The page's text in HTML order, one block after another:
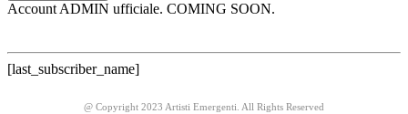
Account ADMIN ufficiale. COMING SOON.
[last_subscriber_name]
@ Copyright 2023 Artisti Emergenti. All Rights Reserved